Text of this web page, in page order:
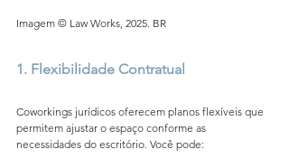
Imagem © Law Works, 2025. BR
1. Flexibilidade Contratual
Coworkings jurídicos oferecem planos flexíveis que
permitem ajustar o espaço conforme as
necessidades do escritório. Você pode: